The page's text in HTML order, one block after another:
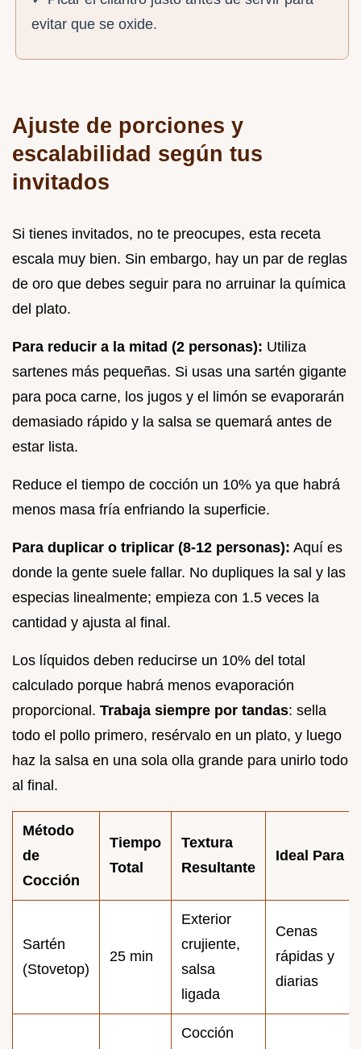
evitar que se oxide.
Ajuste de porciones y
escalabilidad según tus
invitados
Si tienes invitados, no te preocupes, esta receta
escala muy bien. Sin embargo, hay un par de reglas
de oro que debes seguir para no arruinar la química
del plato.
Para reducir a la mitad (2 personas): Utiliza
sartenes más pequeñas. Si usas una sartén gigante
para poca carne, los jugos y el limón se evaporarán
demasiado rápido y la salsa se quemará antes de
estar lista.
Reduce el tiempo de cocción un 10% ya que habrá
menos masa fría enfriando la superficie.
Para duplicar o triplicar (8-12 personas): Aquí es
donde la gente suele fallar. No dupliques la sal y las
especias linealmente; empieza con 1.5 veces la
cantidad y ajusta al final.
Los líquidos deben reducirse un 10% del total
calculado porque habrá menos evaporación
proporcional. Trabaja siempre por tandas: sella
todo el pollo primero, resérvalo en un plato, y luego
haz la salsa en una sola olla grande para unirlo todo
al final.
Método
de
Cocción
Tiempo
Total
Textura
Resultante
Ideal Para
Sartén
(Stovetop)
25 min
Exterior
crujiente,
salsa
ligada
Cenas
rápidas y
diarias
Cocción